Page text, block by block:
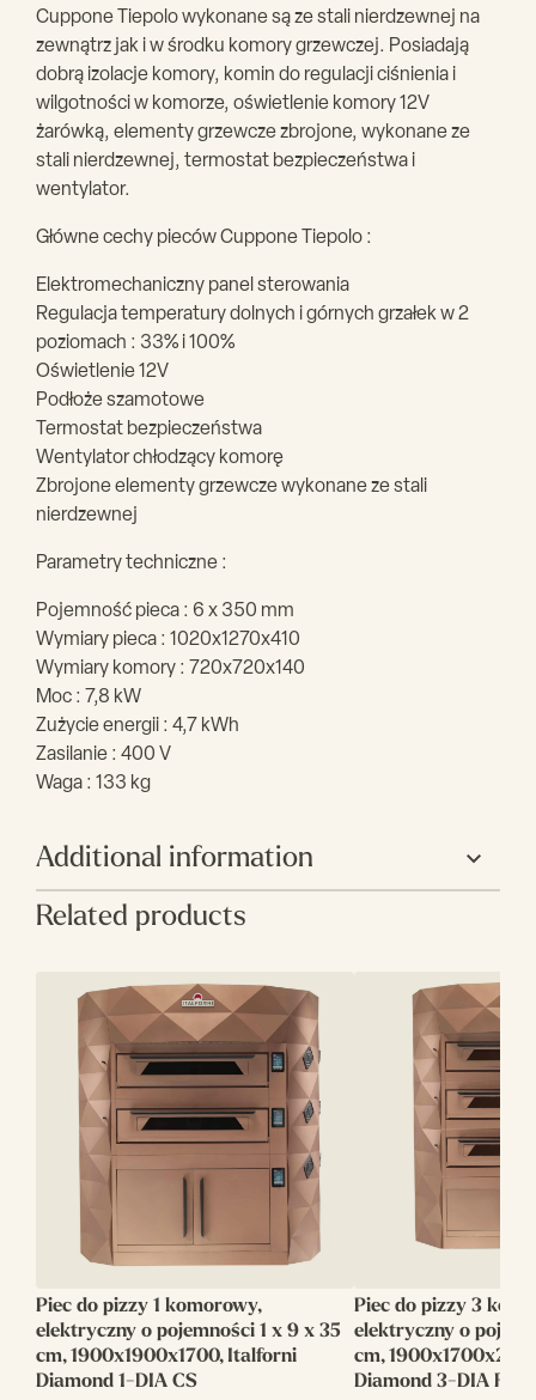
Cuppone Tiepolo wykonane są ze stali nierdzewnej na
zewnątrz jak i w środku komory grzewczej. Posiadają
dobrą izolacje komory, komin do regulacji ciśnienia i
wilgotności w komorze, oświetlenie komory 12V
żarówką, elementy grzewcze zbrojone, wykonane ze
stali nierdzewnej, termostat bezpieczeństwa i
wentylator.
Główne cechy pieców Cuppone Tiepolo :
Elektromechaniczny panel sterowania
Regulacja temperatury dolnych i górnych grzałek w 2
poziomach : 33% i 100%
Oświetlenie 12V
Podłoże szamotowe
Termostat bezpieczeństwa
Wentylator chłodzący komorę
Zbrojone elementy grzewcze wykonane ze stali
nierdzewnej
Parametry techniczne :
Pojemność pieca : 6 x 350 mm
Wymiary pieca : 1020x1270x410
Wymiary komory : 720x720x140
Moc : 7,8 kW
Zużycie energii : 4,7 kWh
Zasilanie : 400 V
Waga : 133 kg
Additional information
Głębokość(mm) 1270
elektryczna(kW)
7.8
Średnica
pizzy(mm)
350
Ilość pizz w
komorze(szt)
6
Waga(kg)
Szerokość(mm) 1020
Producent Cuppone
Wysokość(mm) 410
Related products
Piec do pizzy 1 komorowy,
elektryczny o pojemności 1 x 9 x 35
cm, 1900x1900x1700, Italforni
Diamond 1-DIA CS
Piec do pizzy 3
elektryczny o
cm,
Diamond 3-DIA FM